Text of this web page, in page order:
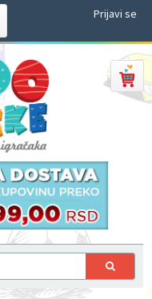
Prijavi se